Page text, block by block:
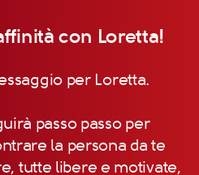
con Loretta!
per Loretta.
passo passo per
la persona da te
tutte libere e motivate,